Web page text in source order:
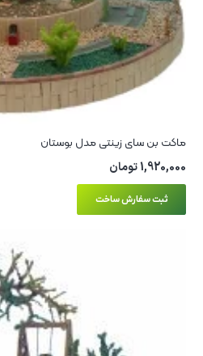
ماکت بن سای زینتی مدل بوستان
1,920,000تومان
ثبت سفارش ساخت